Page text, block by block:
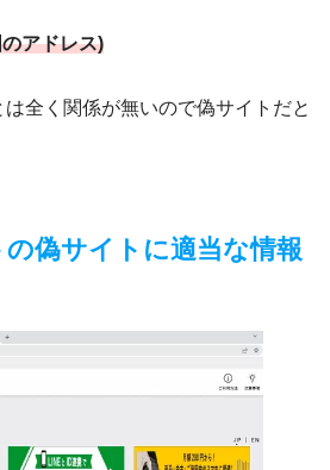
アドレス)
全く関係が無いので偽サイトだと
偽サイトに適当な情報